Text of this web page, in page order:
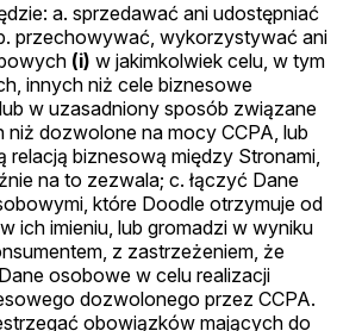
a. sprzedawać ani udostępniać
przechowywać, wykorzystywać ani
(i) w jakimkolwiek celu, w tym
innych niż cele biznesowe
w uzasadniony sposób związane
niż dozwolone na mocy CCPA, lub
relacją biznesową między Stronami,
na to zezwala; c. łączyć Dane
które Doodle otrzymuje od
ich imieniu, lub gromadzi w wyniku
z zastrzeżeniem, że
osobowe w celu realizacji
dozwolonego przez CCPA.
obowiązków mających do